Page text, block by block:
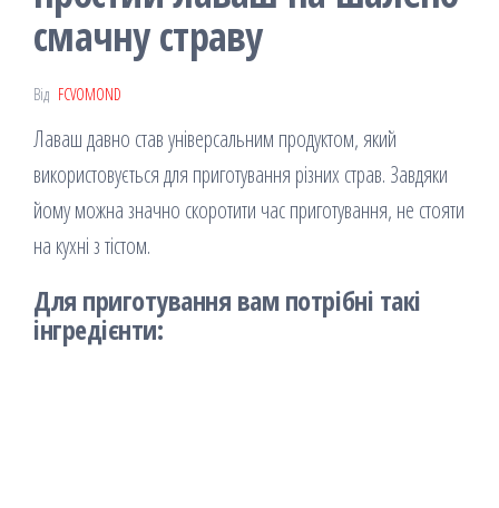
смачну страву
Від FCVOMOND
Лаваш давно став універсальним продуктом, який
використовується для приготування різних страв. Завдяки
йому можна значно скоротити час приготування, не стояти
на кухні з тістом.
Для приготування вам потрібні такі
інгредієнти: